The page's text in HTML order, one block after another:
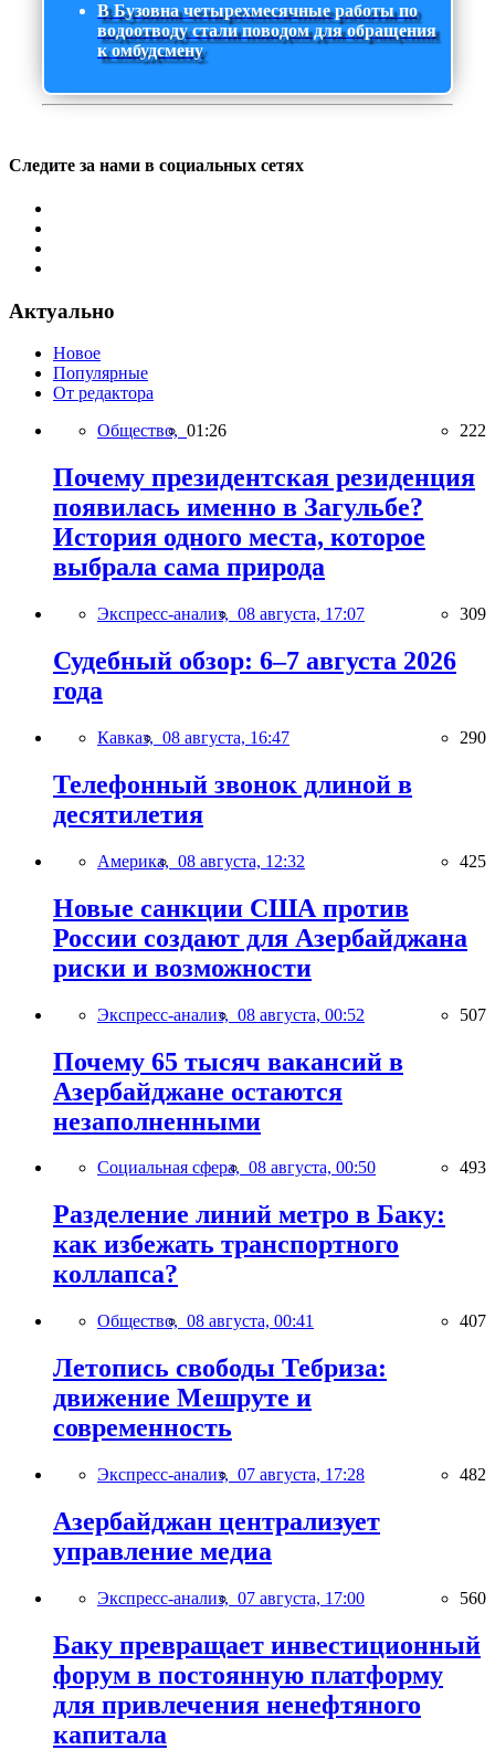
В Бузовна четырехмесячные работы по
водоотводу стали поводом для обращения
к омбудсмену
Следите за нами в социальных сетях
Актуально
Новое
Популярные
От редактора
Общество, 01:26 222
Почему президентская резиденция
появилась именно в Загульбе?
История одного места, которое
выбрала сама природа
Экспресс-анализ, 08 августа, 17:07 309
Судебный обзор: 6–7 августа 2026
года
Кавказ, 08 августа, 16:47 290
Телефонный звонок длиной в
десятилетия
Америка, 08 августа, 12:32 425
Новые санкции США против
России создают для Азербайджана
риски и возможности
Экспресс-анализ, 08 августа, 00:52 507
Почему 65 тысяч вакансий в
Азербайджане остаются
незаполненными
Социальная сфера, 08 августа, 00:50 493
Разделение линий метро в Баку:
как избежать транспортного
коллапса?
Общество, 08 августа, 00:41 407
Летопись свободы Тебриза:
движение Мешруте и
современность
Экспресс-анализ, 07 августа, 17:28 482
Азербайджан централизует
управление медиа
Экспресс-анализ, 07 августа, 17:00 560
Баку превращает инвестиционный
форум в постоянную платформу
для привлечения ненефтяного
капитала